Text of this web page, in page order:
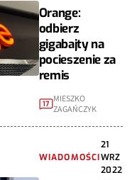
Orange:
odbierz
gigabajty na
pocieszenie za
remis
17 MIESZKO
ZAGAŃCZYK
WIADOMOŚCI
21
WRZ
2022